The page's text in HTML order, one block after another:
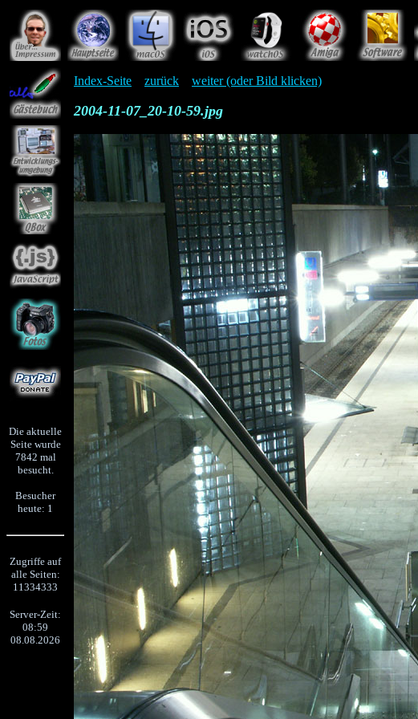
Die aktuelle
Seite wurde
7842 mal
besucht.
Besucher
heute: 1
Zugriffe auf
alle Seiten:
11334333
Server-Zeit:
08:59
08.08.2026
Index-Seite zurück weiter (oder Bild klicken)
2004-11-07_20-10-59.jpg